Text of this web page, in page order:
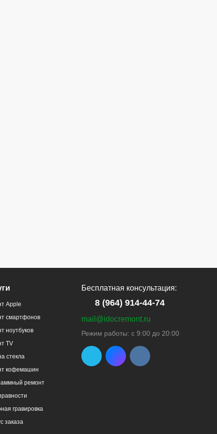
Apple
смартфонов
ноутбуков
TV
стекла
кофемашин
ремонт
гравировка
заказа
Бесплатная консультация:
8 (964) 914-44-74
mail@idocremont.ru
Режим работы: с 9:00 до 20:00